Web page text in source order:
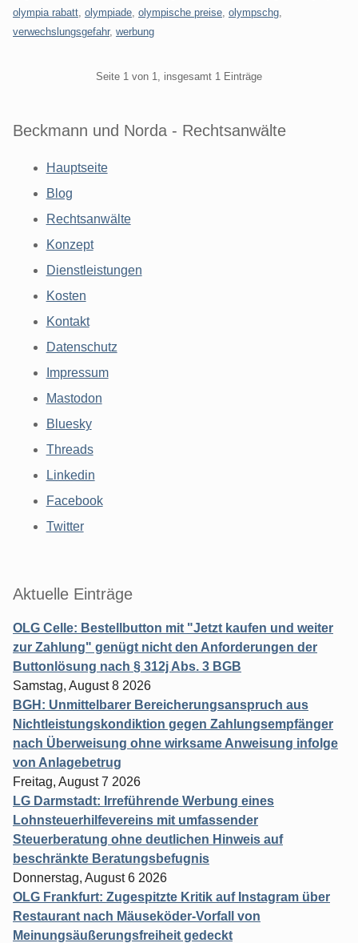
olympia rabatt olympiade olympische preise olympschg
verwechslungsgefahr, werbung
Seite 1 von 1, insgesamt 1 Einträge
Beckmann und Norda - Rechtsanwälte
Hauptseite
Blog
Rechtsanwälte
Konzept
Dienstleistungen
Kosten
Kontakt
Datenschutz
Impressum
Mastodon
Bluesky
Threads
Linkedin
Facebook
Twitter
Aktuelle Einträge
OLG Celle: Bestellbutton mit "Jetzt kaufen und weiter
zur Zahlung" genügt nicht den Anforderungen der
Buttonlösung nach § 312j Abs. 3 BGB
Samstag, August 8 2026
BGH: Unmittelbarer Bereicherungsanspruch aus
Nichtleistungskondiktion gegen Zahlungsempfänger
nach Überweisung ohne wirksame Anweisung infolge
von Anlagebetrug
Freitag, August 7 2026
LG Darmstadt: Irreführende Werbung eines
Lohnsteuerhilfevereins mit umfassender
Steuerberatung ohne deutlichen Hinweis auf
beschränkte Beratungsbefugnis
Donnerstag, August 6 2026
OLG Frankfurt: Zugespitzte Kritik auf Instagram über
Restaurant nach Mäuseköder-Vorfall von
Meinungsäußerungsfreiheit gedeckt